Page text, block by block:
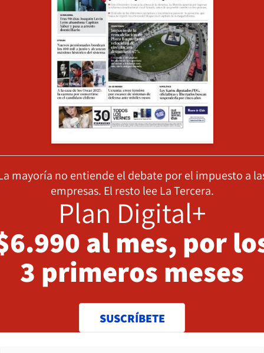
mayoría no entiende el debate por el impuesto a
empresas. El resto lee La Tercera.
Plan Digital+
al mes, por
3 primeros meses
SUSCRÍBETE